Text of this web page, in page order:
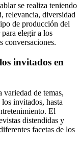
se realiza teniendo
relevancia, diversidad
de producción del
elegir a los
conversaciones.
invitados en
de temas,
invitados, hasta
El
distendidas y
facetas de los